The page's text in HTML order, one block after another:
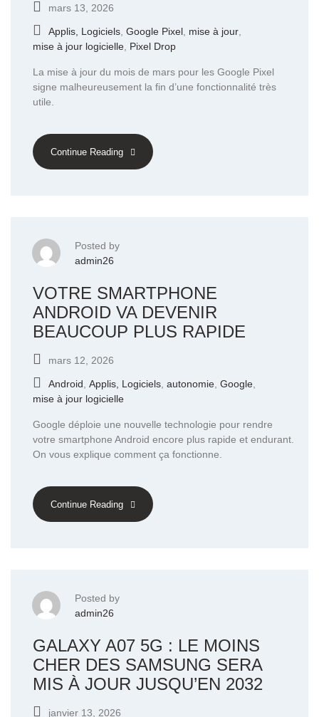
mars 13, 2026
Applis, Logiciels Google Pixel mise à jour
mise à jour logicielle Pixel Drop
La mise à jour du mois de mars pour les Google Pixel
signe malheureusement la fin d’une fonctionnalité très
utile.
Continue Reading
Posted by
admin26
VOTRE SMARTPHONE
ANDROID VA DEVENIR
BEAUCOUP PLUS RAPIDE
mars 12, 2026
Android, Applis, Logiciels, autonomie, Google,
mise à jour logicielle
Google déploie une nouvelle technologie pour rendre
votre smartphone Android encore plus rapide et endurant.
On vous explique comment ça fonctionne.
Continue Reading
Posted by
admin26
GALAXY A07 5G : LE MOINS
CHER DES SAMSUNG SERA
MIS À JOUR JUSQU’EN 2032
janvier 13, 2026